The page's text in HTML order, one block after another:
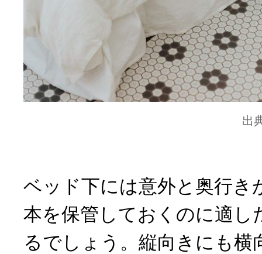
出
ベッド下には意外と奥行き
本を保管しておくのに適し
るでしょう。縦向きにも横